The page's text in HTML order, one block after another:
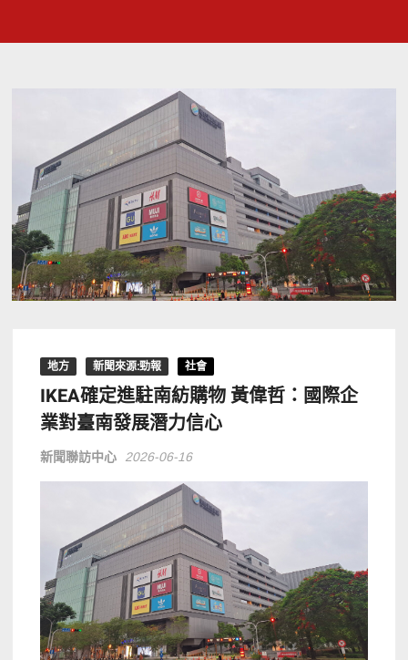
地方 新聞來源:勁報 社會
IKEA確定進駐南紡購物 黃偉哲：國際企
業對臺南發展潛力信心
新聞聯訪中心 2026-06-16